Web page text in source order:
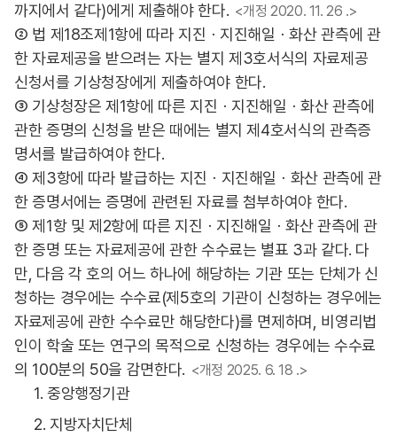
까지에서 같다)에게 제출해야 한다. <개정 2020. 11. 26 .>
② 법 제18조제1항에 따라 지진ㆍ지진해일ㆍ화산 관측에 관
한 자료제공을 받으려는 자는 별지 제3호서식의 자료제공
신청서를 기상청장에게 제출하여야 한다.
③ 기상청장은 제1항에 따른 지진ㆍ지진해일ㆍ화산 관측에
관한 증명의 신청을 받은 때에는 별지 제4호서식의 관측증
명서를 발급하여야 한다.
④ 제3항에 따라 발급하는 지진ㆍ지진해일ㆍ화산 관측에 관
한 증명서에는 증명에 관련된 자료를 첨부하여야 한다.
⑤ 제1항 및 제2항에 따른 지진ㆍ지진해일ㆍ화산 관측에 관
한 증명 또는 자료제공에 관한 수수료는 별표 3과 같다. 다
만, 다음 각 호의 어느 하나에 해당하는 기관 또는 단체가 신
청하는 경우에는 수수료(제5호의 기관이 신청하는 경우에는
자료제공에 관한 수수료만 해당한다)를 면제하며, 비영리법
인이 학술 또는 연구의 목적으로 신청하는 경우에는 수수료
의 100분의 50을 감면한다. <개정 2025. 6. 18 .>
1. 중앙행정기관
2. 지방자치단체